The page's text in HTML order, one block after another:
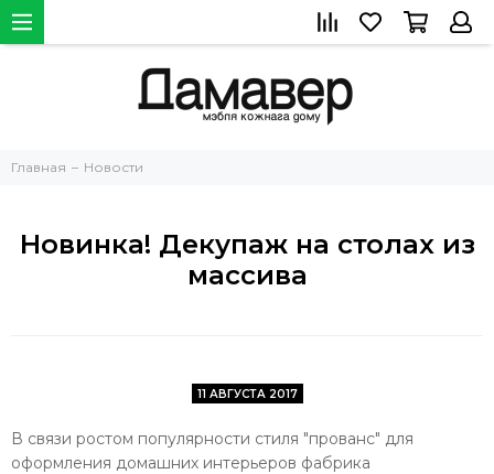
Главная Новости
Новинка! Декупаж на столах из
массива
11 АВГУСТА 2017
В связи ростом популярности стиля "прованс" для
оформления домашних интерьеров фабрика